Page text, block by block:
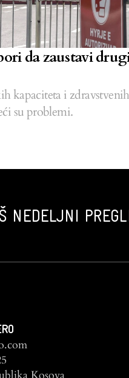
da zaustavi
kapaciteta i zdravstvenih
su problemi.
NEDELJNI